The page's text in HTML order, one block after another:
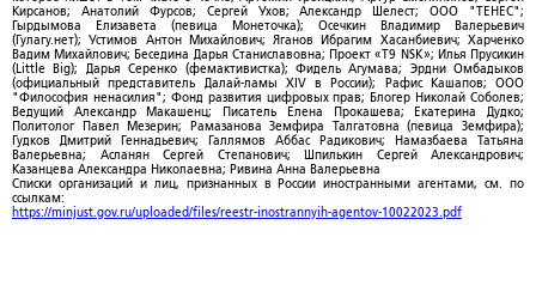
Кирсанов; Анатолий Фурсов; Сергей Ухов; Александр Шелест; ООО "ТЕНЕС";
Гырдымова Елизавета (певица Монеточка); Осечкин Владимир Валерьевич
(Гулагу.нет); Устимов Антон Михайлович; Яганов Ибрагим Хасанбиевич; Харченко
Вадим Михайлович; Беседина Дарья Станиславовна; Проект «T9 NSK»; Илья Прусикин
(Little Big); Дарья Серенко (фемактивистка); Фидель Агумава; Эрдни Омбадыков
(официальный представитель Далай-ламы XIV в России); Рафис Кашапов; ООО
"Философия ненасилия"; Фонд развития цифровых прав; Блогер Николай Соболев;
Ведущий Александр Макашенц; Писатель Елена Прокашева; Екатерина Дудко;
Политолог Павел Мезерин; Рамазанова Земфира Талгатовна (певица Земфира);
Гудков Дмитрий Геннадьевич; Галлямов Аббас Радикович; Намазбаева Татьяна
Валерьевна; Асланян Сергей Степанович; Шпилькин Сергей Александрович;
Казанцева Александра Николаевна; Ривина Анна Валерьевна
Списки организаций и лиц, признанных в России иностранными агентами, см. по
ссылкам:
https://minjust.gov.ru/uploaded/files/reestr-inostrannyih-agentov-10022023.pdf